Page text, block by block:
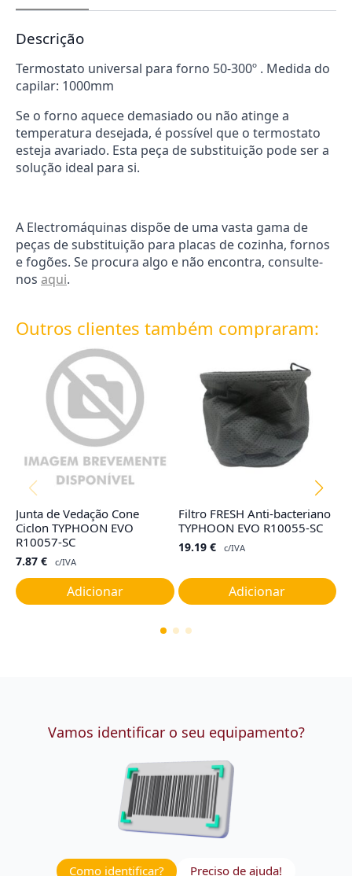
Descrição
Termostato universal para forno 50-300º . Medida do
capilar: 1000mm
Se o forno aquece demasiado ou não atinge a
temperatura desejada, é possível que o termostato
esteja avariado. Esta peça de substituição pode ser a
solução ideal para si.
A Electromáquinas dispõe de uma vasta gama de
peças de substituição para placas de cozinha, fornos
e fogões. Se procura algo e não encontra, consulte-
nos aqui.
Outros clientes também compraram:
Junta de Vedação Cone
Ciclon TYPHOON EVO
R10057-SC
7.87 € c/IVA
Adicionar
Filtro FRESH Anti-bacteriano
TYPHOON EVO R10055-SC
19.19 € c/IVA
Adicionar
Vamos identificar o seu equipamento?
Como identificar? Preciso de ajuda!